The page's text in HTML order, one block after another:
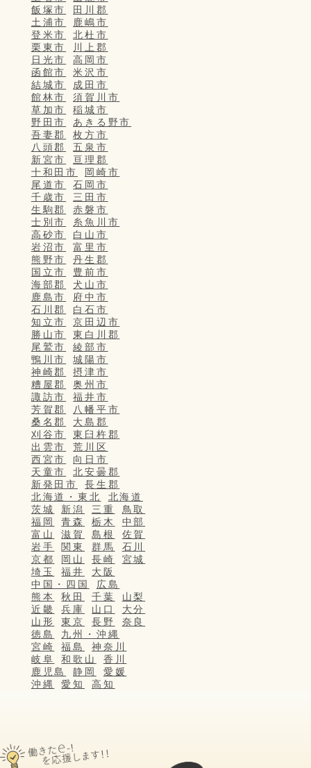
飯塚市
田川郡
土浦市
鹿嶋市
登米市
北杜市
栗東市
川上郡
日光市
高岡市
函館市
米沢市
結城市
成田市
館林市
須賀川市
草加市
稲城市
野田市
あきる野市
吾妻郡
枚方市
八頭郡
五泉市
新宮市
亘理郡
十和田市
岡崎市
尾道市
石岡市
千歳市
三田市
生駒郡
赤磐市
士別市
糸魚川市
高砂市
白山市
岩沼市
富里市
熊野市
丹生郡
国立市
豊前市
海部郡
犬山市
鹿島市
府中市
石川郡
白石市
知立市
京田辺市
勝山市
東白川郡
尾鷲市
綾部市
鴨川市
城陽市
神崎郡
摂津市
糟屋郡
奥州市
諏訪市
福井市
芳賀郡
八幡平市
桑名郡
大島郡
刈谷市
東臼杵郡
出雲市
荒川区
西宮市
向日市
天童市
北安曇郡
新発田市
長生郡
北海道・東北
北海道
茨城
新潟 三重
鳥取
福岡
青森 栃木
中部
富山
滋賀 島根
佐賀
岩手
関東 群馬
石川
京都
岡山 長崎
宮城
埼玉
福井
大阪
中国・四国
広島
熊本
秋田 千葉
山梨
近畿
兵庫 山口
大分
山形
東京 長野
奈良
徳島
九州・沖縄
宮崎
福島
神奈川
岐阜
和歌山
香川
鹿児島
静岡
愛媛
沖縄
愛知 高知